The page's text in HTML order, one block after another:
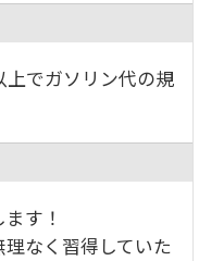
でガソリン代の規
す！
なく習得していた